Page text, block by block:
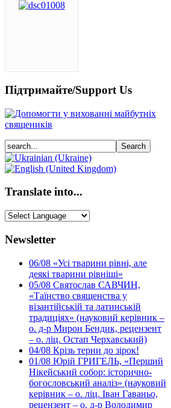
Підтримайте/Support Us
Translate into...
Newsletter
06/08 «Усі тварини рівні, але
деякі тварини рівніші»
05/08 Святослав САВЧИН,
«Таїнство священства у
візантійській та латинській
традиціях» (науковий керівник –
о. д-р Мирон Бендик, рецензент
– о. ліц. Остап Черхавський)
04/08 Крізь терни до зірок!
01/08 Юрій ГРИГЕЛЬ, «Перший
Нікейський собор: історично-
богословський аналіз» (науковий
керівник – о. ліц. Іван Гаваньо,
рецензент – о. д-р Володимир